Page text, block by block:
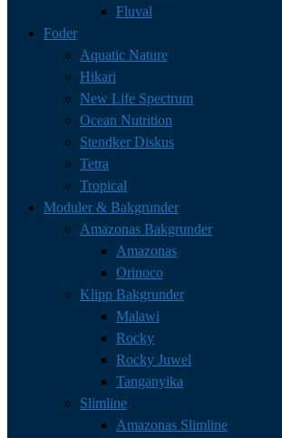
Fluval
Foder
Aquatic Nature
Hikari
New Life Spectrum
Ocean Nutrition
Stendker Diskus
Tetra
Tropical
Moduler & Bakgrunder
Amazonas Bakgrunder
Amazonas
Orinoco
Klipp Bakgrunder
Malawi
Rocky
Rocky Juwel
Tanganyika
Slimline
Amazonas Slimline